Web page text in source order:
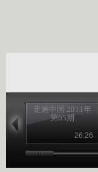
走遍中国 2011年
第65期
26:26